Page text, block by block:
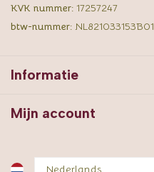
KVK nummer: 17257247
btw-nummer: NL821033153B01
Informatie
Mijn account